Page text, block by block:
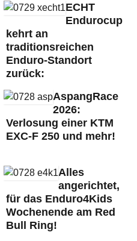
ECHT
Endurocup
kehrt an
traditionsreichen
Enduro-Standort
zurück:
AspangRace
2026:
Verlosung einer KTM
EXC-F 250 und mehr!
Alles
angerichtet,
für das Enduro4Kids
Wochenende am Red
Bull Ring!